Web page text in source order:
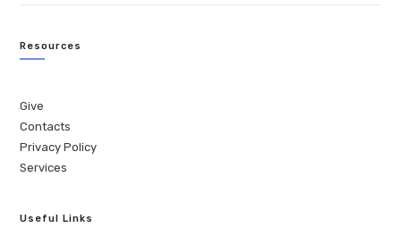
Resources
Give
Contacts
Privacy Policy
Services
Useful Links